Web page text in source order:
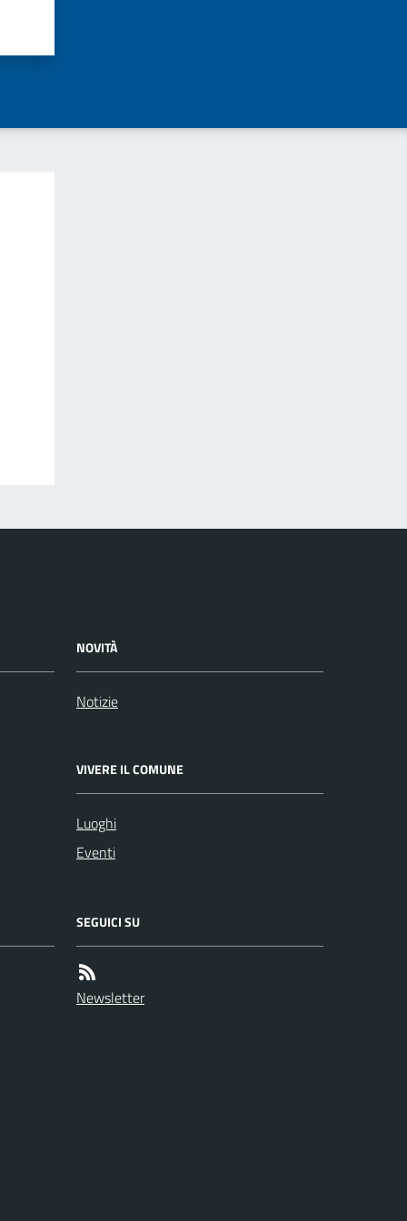
NOVITÀ
Notizie
VIVERE IL COMUNE
Luoghi
Eventi
SEGUICI SU
Newsletter